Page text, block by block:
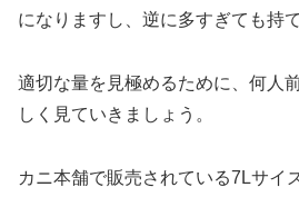
になりますし、逆に多すぎても持
適切な量を見極めるために、何人
しく見ていきましょう。
カニ本舗で販売されている7Lサイ